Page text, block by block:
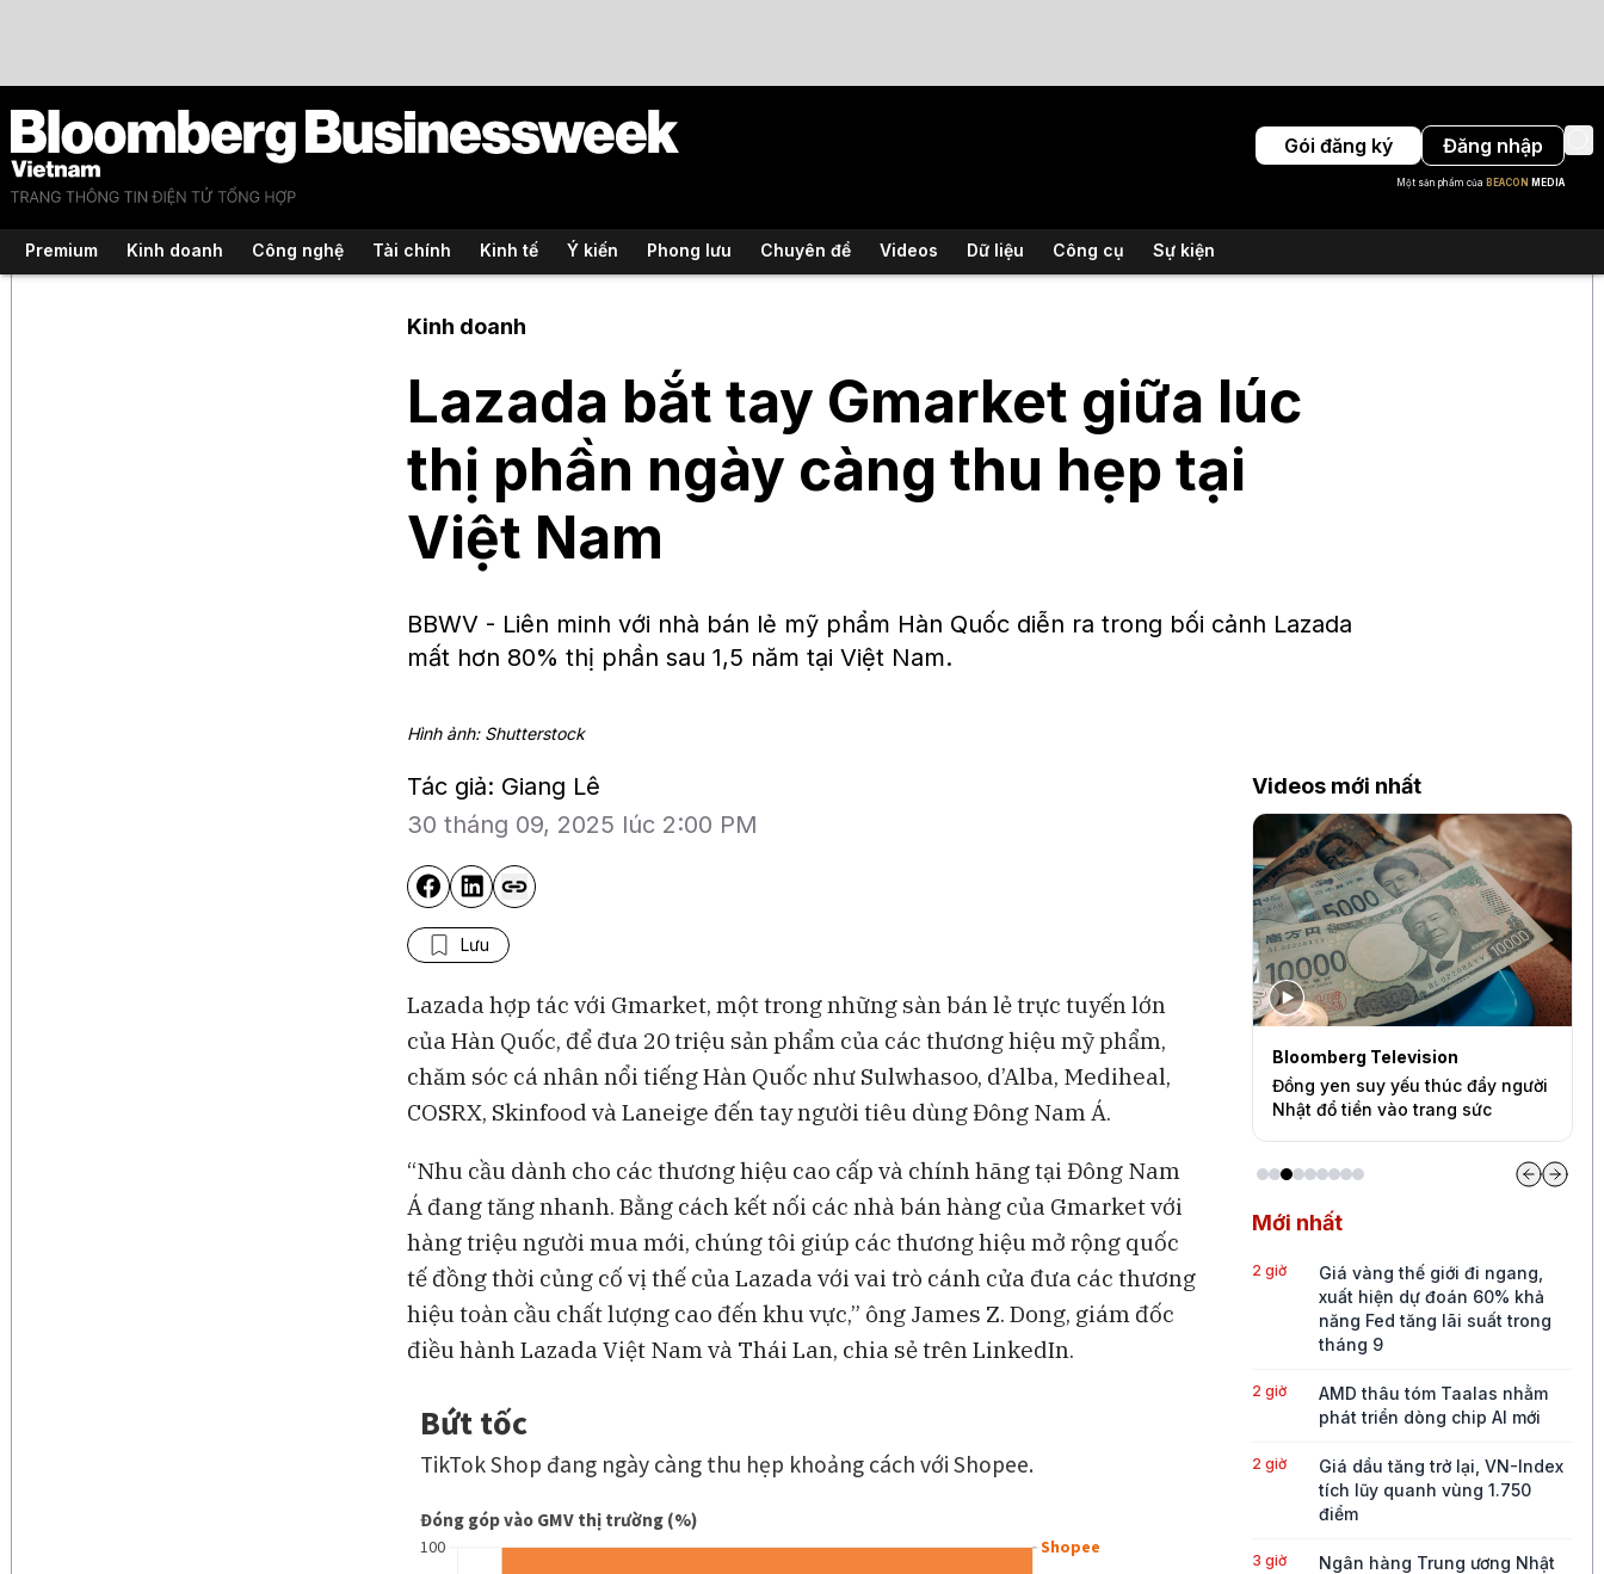
Gói đăng ký Đăng nhập
Một sản phẩm của BEACON MEDIA
Premium Kinh doanh Công nghệ Tài chính Kinh tế Ý kiến Phong lưu Chuyên đề Videos Dữ liệu Công cụ Sự kiện
Kinh doanh
Lazada bắt tay Gmarket giữa lúc
thị phần ngày càng thu hẹp tại
Việt Nam
BBWV - Liên minh với nhà bán lẻ mỹ phẩm Hàn Quốc diễn ra trong bối cảnh Lazada
mất hơn 80% thị phần sau 1,5 năm tại Việt Nam.
Hình ảnh: Shutterstock
Tác giả: Giang Lê
30 tháng 09, 2025 lúc 2:00 PM
Lưu
Lazada hợp tác với Gmarket, một trong những sàn bán lẻ trực tuyến lớn
của Hàn Quốc, để đưa 20 triệu sản phẩm của các thương hiệu mỹ phẩm,
chăm sóc cá nhân nổi tiếng Hàn Quốc như Sulwhasoo, d’Alba, Mediheal,
COSRX, Skinfood và Laneige đến tay người tiêu dùng Đông Nam Á.
“Nhu cầu dành cho các thương hiệu cao cấp và chính hãng tại Đông Nam
Á đang tăng nhanh. Bằng cách kết nối các nhà bán hàng của Gmarket với
hàng triệu người mua mới, chúng tôi giúp các thương hiệu mở rộng quốc
tế đồng thời củng cố vị thế của Lazada với vai trò cánh cửa đưa các thương
hiệu toàn cầu chất lượng cao đến khu vực,” ông James Z. Dong, giám đốc
điều hành Lazada Việt Nam và Thái Lan, chia sẻ trên LinkedIn.
Videos mới nhất
Bloomberg Television
Lo ngại an ninh mạng sau các
thử nghiệm AI của OpenAI và
Bloomberg Television
CEO Uber: Chưa thấy người tiêu
dùng thắt chặt chi tiêu
Bloomberg Television
Đồng yen suy yếu thúc đẩy người
Nhật đổ tiền vào trang sức
Mới nhất
2 giờ
Giá vàng thế giới đi ngang,
xuất hiện dự đoán 60% khả
năng Fed tăng lãi suất trong
tháng 9
2 giờ
AMD thâu tóm Taalas nhằm
phát triển dòng chip AI mới
2 giờ
Giá dầu tăng trở lại, VN-Index
tích lũy quanh vùng 1.750
điểm
3 giờ
Ngân hàng Trung ương Nhật